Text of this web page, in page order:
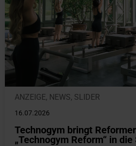
ANZEIGE, NEWS, SLIDER
16.07.2026
Technogym bringt
„Technogym Reform“ in